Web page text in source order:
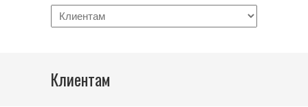
Navigation
Клиентам